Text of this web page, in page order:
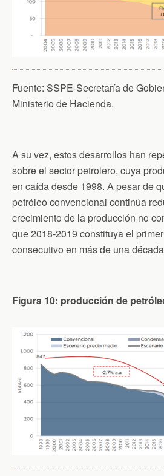
Fuente: SSPE-Secretaría de
Ministerio de Hacienda.
A su vez, estos desarrollos han
sobre el sector petrolero, cuya
en caída desde 1998. A pesar de
petróleo convencional continúa
crecimiento de la producción no
que 2018-2019 constituya el
consecutivo en más de una
Figura 10: producción de